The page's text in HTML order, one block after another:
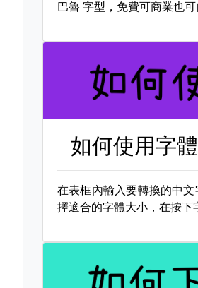
巴魯 字型，免費可商業也可
如何使用字
在表框內輸入要轉換的中
擇適合的字體大小，在按下